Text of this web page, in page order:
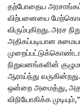
தற்போதைய
விற்பனையை
விரும்புகிறது. அரச
அதிகப்படியான
நிறுவனங்களின்
ஆராய்ந்து
ஒன்றை அமைத்து,
விநியோகிக்க